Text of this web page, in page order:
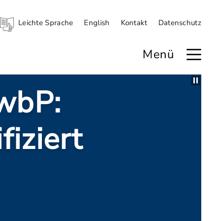
Leichte Sprache English Kontakt Datenschutz
Menü
auf